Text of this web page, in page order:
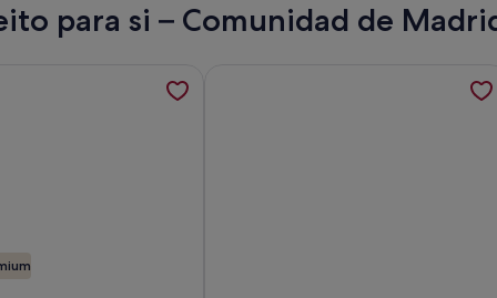
para si – Comunidad de